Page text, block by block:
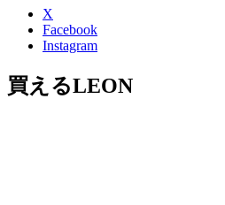
X
Facebook
Instagram
買えるLEON